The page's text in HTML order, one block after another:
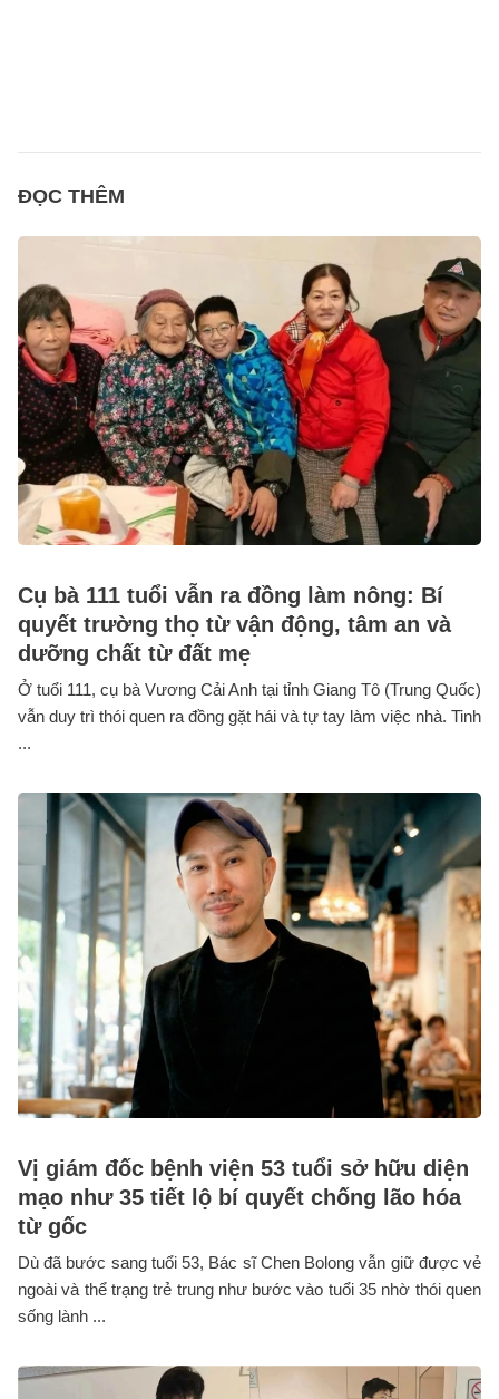
ĐỌC THÊM
Cụ bà 111 tuổi vẫn ra đồng làm nông: Bí
quyết trường thọ từ vận động, tâm an và
dưỡng chất từ đất mẹ
Ở tuổi 111, cụ bà Vương Cải Anh tại tỉnh Giang Tô (Trung Quốc)
vẫn duy trì thói quen ra đồng gặt hái và tự tay làm việc nhà. Tinh
...
Vị giám đốc bệnh viện 53 tuổi sở hữu diện
mạo như 35 tiết lộ bí quyết chống lão hóa
từ gốc
Dù đã bước sang tuổi 53, Bác sĩ Chen Bolong vẫn giữ được vẻ
ngoài và thể trạng trẻ trung như bước vào tuổi 35 nhờ thói quen
sống lành ...